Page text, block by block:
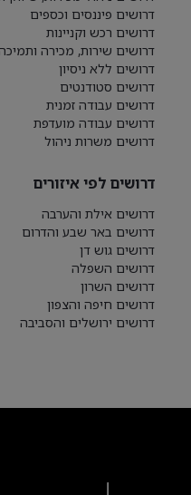
דרושים פיננסים וכספים
דרושים רכש וקניינות
דרושים שירות, מכירה
דרושים ללא ניסיון
דרושים סטודנטים
דרושים עבודה זמנית
דרושים עבודה מועדפת
דרושים משרות ניהול
דרושים לפי איזורים
דרושים אילת והערבה
דרושים באר שבע והדרום
דרושים גוש דן
דרושים השפלה
דרושים השרון
דרושים חיפה והצפון
דרושים ירושלים והסביבה